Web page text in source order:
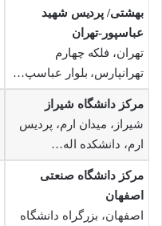
بهشتی/ پردیس شهید
عباسپور-تهران
تهران، فلکه چهارم
تهرانپارس، بلوار عباسپ…
مرکز دانشگاه شیراز
شیراز، میدان ارم، پردیس
ارم، دانشکده اله…
مرکز دانشگاه صنعتی
اصفهان
اصفهان، بزرگراه دانشگاه